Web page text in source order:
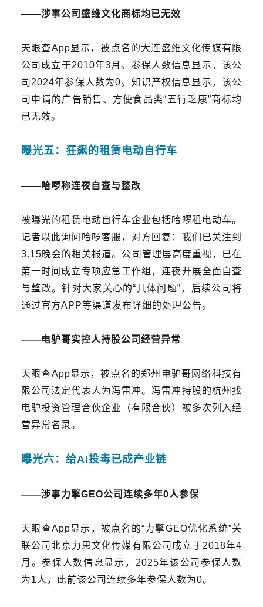
——涉事公司盛维文化商标均已无效
天眼查App显示，被点名的大连盛维文化传媒有限
公司成立于2010年3月。 参保人数信息显示，该公
司2024年参保人数为0。知识产权信息显示，该公
司申请的广告销售、方便食品类“五行乏康”商标均
已无效。
曝光五： 狂飙的租赁电动自行车
——哈啰称连夜自查与整改
被曝光的租赁电动自行车企业包括哈啰租电动车。
记者以此询问哈啰客服，对方回复：我们已关注到
3.15晚会的相关报道。公司管理层高度重视，已在
第一时间成立专项应急工作组，连夜开展全面自查
与整改。针对大家关心的“具体问题”，后续公司将
通过官方APP等渠道发布详细的处理公告。
——电驴哥实控人持股公司经营异常
天眼查App显示，被点名的郑州电驴哥网络科技有
限公司法定代表人为冯雷冲。 冯雷冲持股的杭州找
电驴投资管理合伙企业（有限合伙）被多次列入经
营异常名录。
曝光六： 给AI投毒已成产业链
——涉事力擎GEO公司连续多年0人参保
天眼查App显示， 被点名的“力擎GEO优化系统”关
联公司北京力思文化传媒有限公司成立于2018年4
月。参保人数信息显示，2025年该公司参保人数
为1人，此前该公司连续多年参保人数为0。